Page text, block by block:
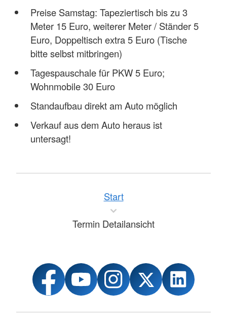
Preise Samstag: Tapeziertisch bis zu 3
Meter 15 Euro, weiterer Meter / Ständer 5
Euro, Doppeltisch extra 5 Euro (Tische
bitte selbst mitbringen)
Tagespauschale für PKW 5 Euro;
Wohnmobile 30 Euro
Standaufbau direkt am Auto möglich
Verkauf aus dem Auto heraus ist
untersagt!
Start
Termin Detailansicht